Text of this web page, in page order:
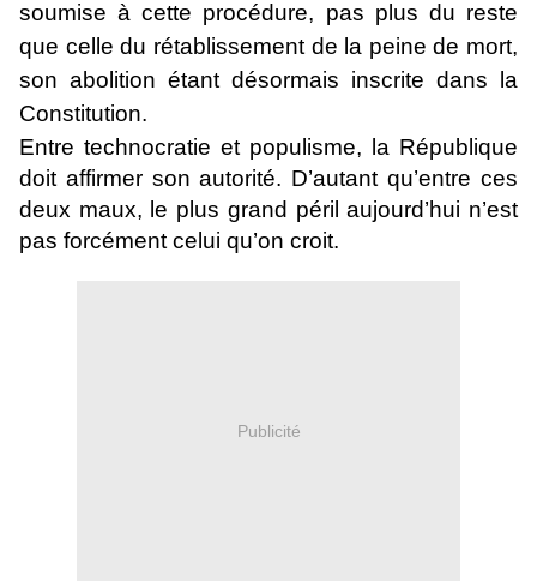
soumise à cette procédure, pas plus du reste
que celle du rétablissement de la peine de mort,
son abolition étant désormais inscrite dans la
Constitution.
Entre technocratie et populisme, la République
doit affirmer son autorité. D’autant qu’entre ces
deux maux, le plus grand périlaujourd’hui n’est
pas forcément celui qu’on croit.
Publicité